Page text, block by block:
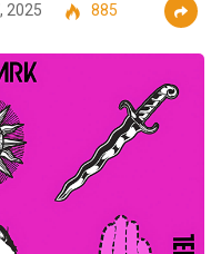
2025 885